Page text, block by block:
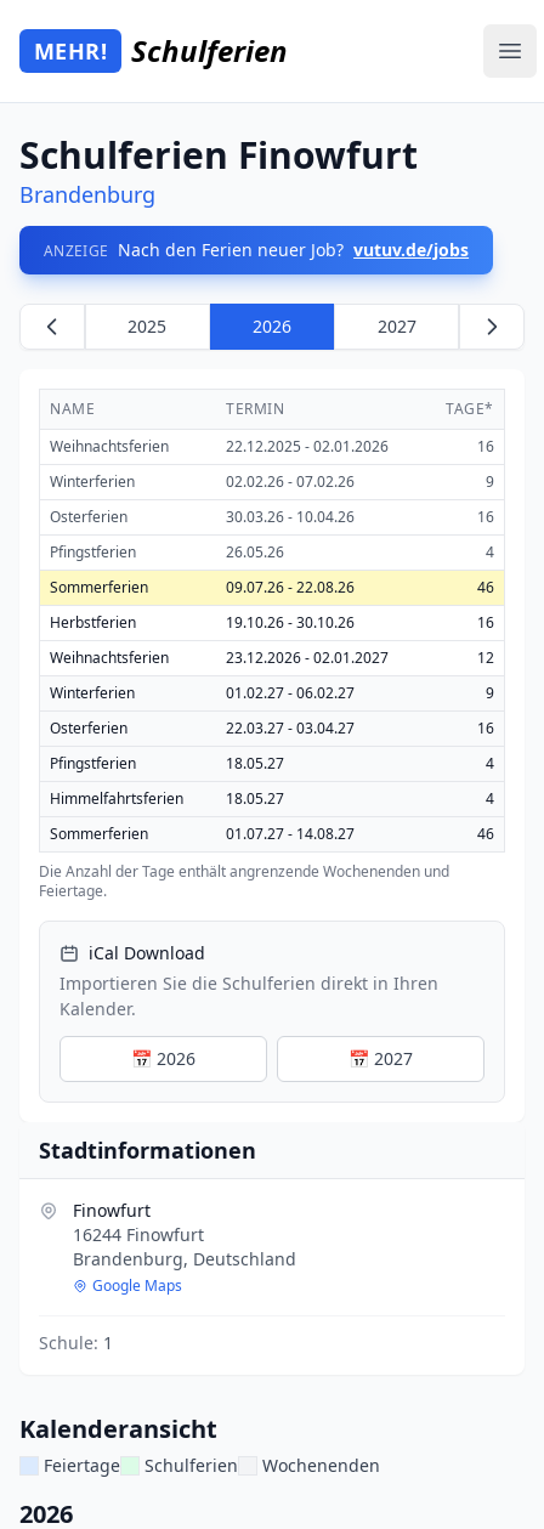
Zum Hauptinhalt springen
Mehr Schulferien
MEHR! Schulferien
Schulferien Finowfurt
Brandenburg
ANZEIGE Nach den Ferien neuer Job? vutuv.de/jobs
2025 2026 2027
NAME TERMIN
TAGE*
Weihnachtsferien
22.12.2025 - 02.01.2026
16
Winterferien
02.02.26 - 07.02.26
9
Osterferien
30.03.26 - 10.04.26
16
Pfingstferien
26.05.26
4
Sommerferien
09.07.26 - 22.08.26
46
Herbstferien
19.10.26 - 30.10.26
16
Weihnachtsferien
23.12.2026 - 02.01.2027
12
Winterferien
01.02.27 - 06.02.27
9
Osterferien
22.03.27 - 03.04.27
16
Pfingstferien
18.05.27
4
Himmelfahrtsferien
18.05.27
4
Sommerferien
01.07.27 - 14.08.27
46
Die Anzahl der Tage enthält angrenzende Wochenenden und
Feiertage.
iCal Download
Importieren Sie die Schulferien direkt in Ihren
Kalender.
📅 2026 📅 2027
Stadtinformationen
Finowfurt
16244 Finowfurt
Brandenburg, Deutschland
Google Maps
Schule: 1
Kalenderansicht
Feiertage Schulferien Wochenenden
2026